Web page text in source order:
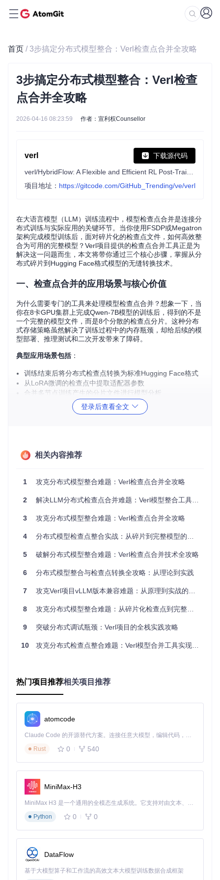
首页 / 3步搞定分布式模型整合：Verl检查点合并全攻略
3步搞定分布式模型整合：Verl检查
点合并全攻略
2026-04-16 08:23:59 作者：宣利权Counsellor
verl 下载源代码
项目地址： https://gitcode.com/GitHub_Trending/ve/verl
在大语言模型（LLM）训练流程中，模型检查点合并是连接分
布式训练与实际应用的关键环节。当你使用FSDP或Megatron
架构完成模型训练后，面对碎片化的检查点文件，如何高效整
合为可用的完整模型？Verl项目提供的检查点合并工具正是为
解决这一问题而生，本文将带你通过三个核心步骤，掌握从分
布式碎片到Hugging Face格式模型的无缝转换技术。
一、检查点合并的应用场景与核心价值
为什么需要专门的工具来处理模型检查点合并？想象一下，当
你在8卡GPU集群上完成Qwen-7B模型的训练后，得到的不是
一个完整的模型文件，而是8个分散的检查点分片。这种分布
式存储策略虽然解决了训练过程中的内存瓶颈，却给后续的模
型部署、推理测试和二次开发带来了障碍。
典型应用场景包括：
训练结束后将分布式检查点转换为标准Hugging Face格式
从LoRA微调的检查点中提取适配器参数
合并多节点训练产生的分片文件进行模型分析
在不同分布式框架（FSDP/Megatron）间迁移模型
二、技术原理：分布式检查点的"拼图游戏"
理解检查点合并的技术原理，就像理解如何将散落的拼图碎片
还原成完整图像。不同的分布式训练框架采用了不同的"拼
图"策略：
聚"的方式存储模型参数。每个GPU只保存模型参数的一部
根据DTensor的placement元数据确定参数位置
2.2 Megatron架构的并行策略
Megatron-LM则采用更复杂的"张量并行+管道并行"混合策
略，如同将书不仅拆分成页，还将每页内容分栏排版。合并过
程需要：
处理张量并行（TP）维度的分片拼接
解决管道并行（PP）带来的层顺序调整
特性
FSDP架构
分片单
位
整个模型参数随机
分片
元数据
存储
包含在检查点文件
保留原始层名称
合并复
杂度
较低（自动处理分
片）
典型文
件结构
model_world_size
三、实战操作：三步完成检查点合并
3.1 准备工作与环境配置
首先确保已安装Verl项目及相关依赖：
登录后查看全文
相关内容推荐
1 攻克分布式模型整合难题：Verl检查点合并全攻略
2 解决LLM分布式检查点合并难题：Verl模型整合工具全攻略
3 攻克分布式模型整合难题：Verl检查点合并全攻略
4 分布式模型检查点整合实战：从碎片到完整模型的三天攻坚记
5 破解分布式模型整合难题：Verl检查点合并技术全攻略
6 分布式模型整合与检查点转换全攻略：从理论到实践
7 攻克Verl项目vLLM版本兼容难题：从原理到实战的完整解决方案
8 攻克分布式模型整合难题：从碎片化检查点到完整模型的转换技术
9 突破分布式调试瓶颈：Verl项目的全栈实践攻略
10 攻克分布式检查点整合难题：Verl模型合并工具实现完整模型无缝转换
热门项目推荐相关项目推荐
atomcode
Claude Code 的开源替代方案。连接任意大模型，编辑代码，运行命令，自动验证 — 全自动执行。用 Rust 构建，极致性能。 ｜ An open-source alternative to Claude Code. Connect any LLM, edit code, run commands, and verify changes — autonomously. Built in Rust for speed. Get Started
Rust
0 540
MiniMax-H3
MiniMax H3 是一个通用的全模态生成系统。它支持对由文本、图像、视频和音频组成的多模态上下文进行统一理解，并能生成分辨率高达 2K、时长可达 15 秒的带原生立体声音频的视频。得益于面向任务泛化的系统设计，H3 在预训练阶段就已具备广泛的多模态上下文理解与生成能力，能够出色地执行复杂的多模态指令。
Python
0 0
DataFlow
基于大模型算子和工作流的高效文本大模型训练数据合成框架